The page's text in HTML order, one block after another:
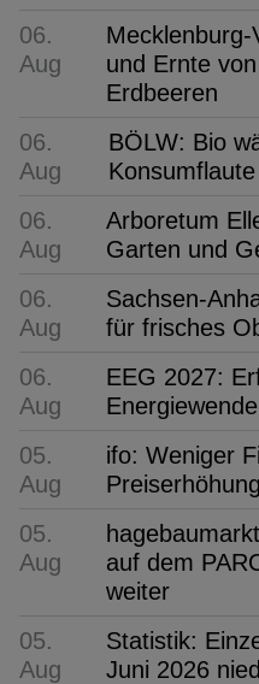
06.
Aug
und Ernte
Erdbeeren
06.
Aug
BÖLW: Bio
Konsumflaute
06.
Aug
Arboretum
Garten und
06.
Aug
Sachsen-
für frisches
06.
Aug
EEG 2027:
05.
Aug
ifo: Weniger
05.
Aug
auf dem
weiter
05.
Aug
Statistik:
Juni 2026